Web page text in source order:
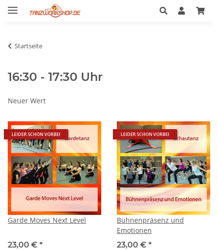
Startseite
16:30 - 17:30 Uhr
Neuer Wert
LEIDER SCHON VORBEI
Garde Moves Next Level
23,00 € *
LEIDER SCHON VORBEI
Bühnenpräsenz und
Emotionen
23,00 € *